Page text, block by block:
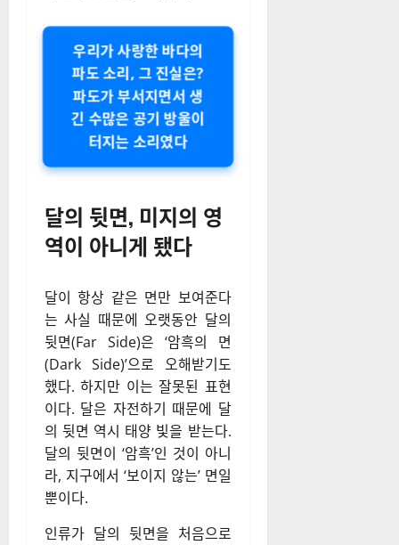
우리가 사랑한 바다의
파도 소리, 그 진실은?
파도가 부서지면서 생
긴 수많은 공기 방울이
터지는 소리였다
달의 뒷면, 미지의 영
역이 아니게 됐다
달이 항상 같은 면만 보여준다
는 사실 때문에 오랫동안 달의
뒷면(Far Side)은 ‘암흑의 면
(Dark Side)’으로 오해받기도
했다. 하지만 이는 잘못된 표현
이다. 달은 자전하기 때문에 달
의 뒷면 역시 태양 빛을 받는다.
달의 뒷면이 ‘암흑’인 것이 아니
라, 지구에서 ‘보이지 않는’ 면일
뿐이다.
인류가 달의 뒷면을 처음으로